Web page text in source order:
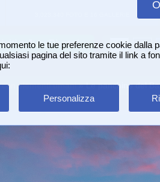
le tue preferenze cookie dalla
pagina del sito tramite il link a
Personalizza
a JuzaPhoto! A A
elementi umani» Le panchine del